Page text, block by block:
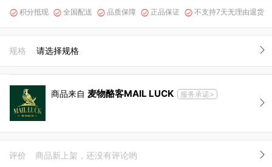
 积分抵现  全国配送  品质保障  正品保证  不支持7天无理由退货
规格 请选择规格
商品来自 麦物酪客MAIL LUCK 服务承诺>
评价 商品新上架，还没有评论哟